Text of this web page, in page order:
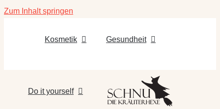
Zum Inhalt springen
Kosmetik Gesundheit
Do it yourself